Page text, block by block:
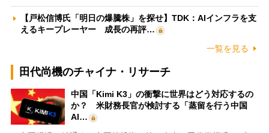
【戸松信博氏「明日の爆騰株」を探せ】TDK：AIインフラを支
えるキープレーヤー 成長の再評…
一覧を見る
田代尚機のチャイナ・リサーチ
中国「Kimi K3」の衝撃に世界はどう対応するの
か？ 米財務長官が検討する「蒸留を行う中国
AI…